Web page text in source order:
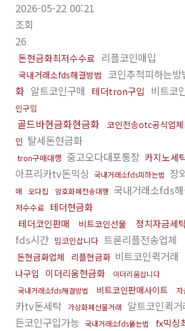
2026-05-22 00:21
조회
26
돈현금화최저수수료 리플코인매입
국내거래소fds해결방법 코인추적피하는방
화 알트코인구매 테더tron구입 비트코
인구입
골드바현금화현금화 코인전송otc공식업체
인 탈세돈현금화
tron구매대행 중고오다대포통장 카지노세
아프리카tv돈믹싱 국내거래소fds피하는법 장
매
오다집 암호화폐전송대행 국내거래소fds
저수수료 테더현금화
테더코인판매
비트코인선물 정치자금세
fds시간 밈코인삽니다 트론리플전송업체
돈현금화업체 리플현금화 비트코인퀵거래
나구입
이더리움현금화
이더리움삽니다
국내거래소fds해결방법
비트코인판매사이트 자
카tv돈세탁
가상화폐선물거래 알트코인퀵거
든코인구입가능 국내거래소fds뚫는법
fx믹싱